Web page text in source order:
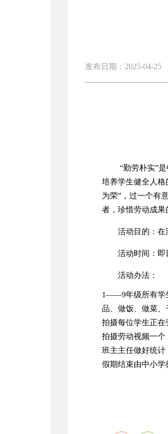
发布日期：2025-04-25
“勤劳朴实”
培养学生健全人格
为荣”，过一个有
者，珍惜劳动成果
活动目的： 在
活动时间：即
活动办法：
1——9年级所有学
品、做饭、做菜、
拍摄每位学生正在
拍摄劳动视频一个
班主主任做好统计
假期结束由中小学